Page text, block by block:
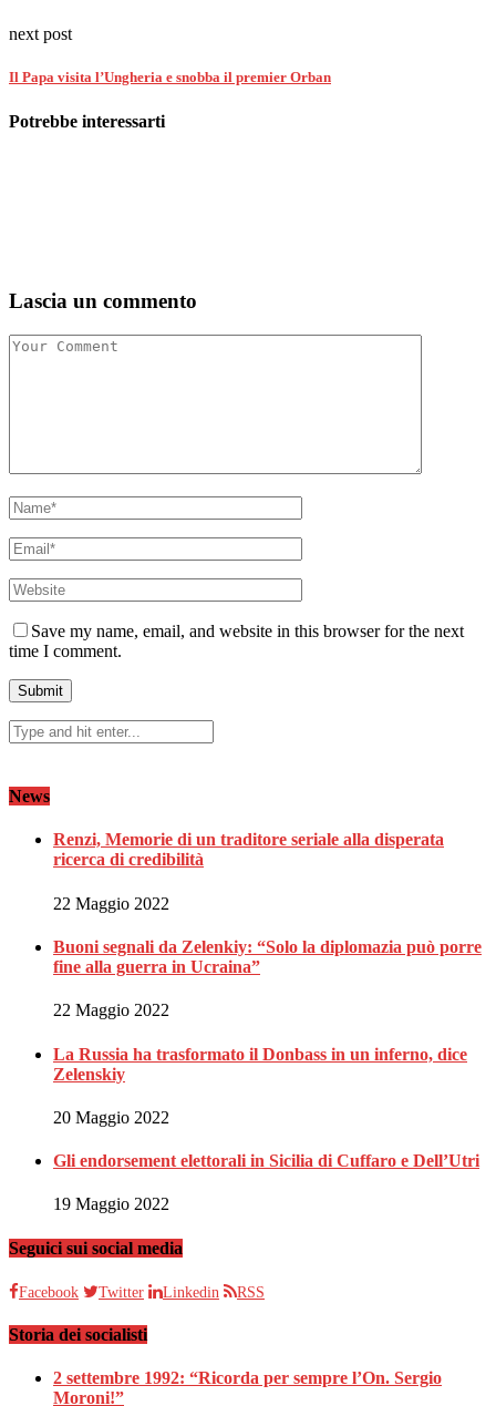
next post
Il Papa visita l’Ungheria e snobba il premier Orban
Potrebbe interessarti
Lascia un commento
Save my name, email, and website in this browser for the next
time I comment.
News
Renzi, Memorie di un traditore seriale alla disperata
ricerca di credibilità
22 Maggio 2022
Buoni segnali da Zelenkiy: “Solo la diplomazia può porre
fine alla guerra in Ucraina”
22 Maggio 2022
La Russia ha trasformato il Donbass in un inferno, dice
Zelenskiy
20 Maggio 2022
Gli endorsement elettorali in Sicilia di Cuffaro e Dell’Utri
19 Maggio 2022
Seguici sui social media
Facebook Twitter Linkedin RSS
Storia dei socialisti
2 settembre 1992: “Ricorda per sempre l’On. Sergio
Moroni!”